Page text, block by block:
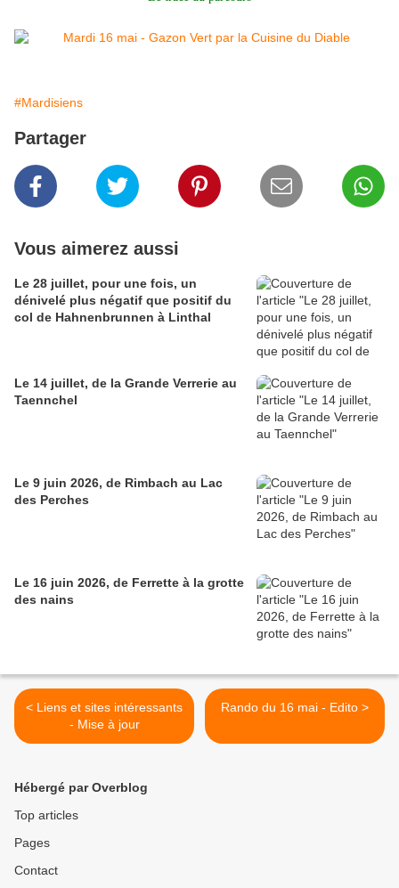
#Mardisiens
Partager
Vous aimerez aussi
Le 28 juillet, pour une fois, un
dénivelé plus négatif que positif du
col de Hahnenbrunnen à Linthal
Le 14 juillet, de la Grande Verrerie au
Taennchel
Le 9 juin 2026, de Rimbach au Lac
des Perches
Le 16 juin 2026, de Ferrette à la grotte
des nains
< Liens et sites intéressants
- Mise à jour
Rando du 16 mai - Edito >
Hébergé par Overblog
Top articles
Pages
Contact